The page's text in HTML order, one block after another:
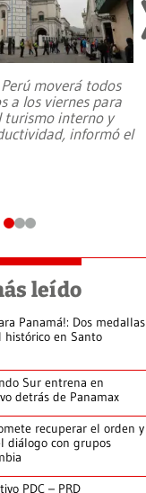
moverá todos
a los viernes para
turismo interno y
informó el
leído
Panamá!: Dos medallas
histórico en Santo
Sur entrena en
detrás de Panamax
recuperar el orden y
diálogo con grupos
PDC – PRD